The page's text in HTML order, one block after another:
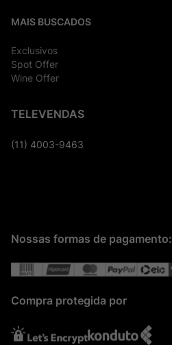
MAIS BUSCADOS
Exclusivos
Spot Offer
Wine Offer
TELEVENDAS
(11) 4003-9463
Nossas formas de pagamento:
Compra protegida por